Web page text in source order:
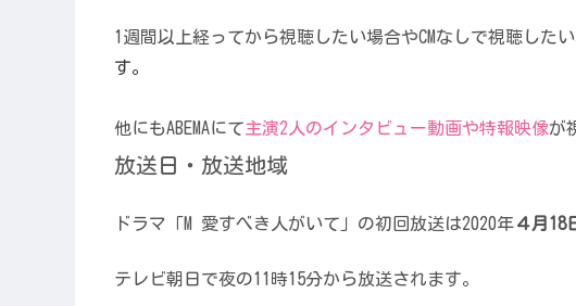
1週間以上経ってから視聴したい場合やCMなしで視聴した
す。
他にもABEMAにて主演2人のインタビュー動画や特報映像が
放送日・放送地域
ドラマ「M 愛すべき人がいて」の初回放送は2020年４月18
テレビ朝日で夜の11時15分から放送されます。